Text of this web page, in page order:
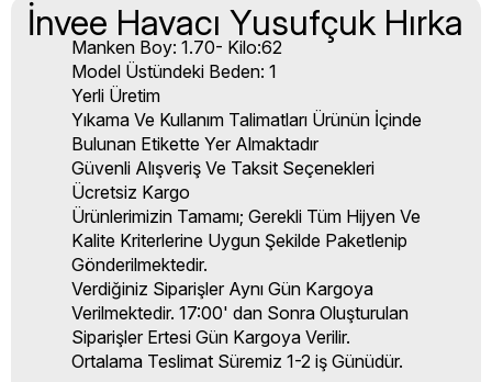
İnvee Havacı Yusufçuk Hırka
Manken Boy: 1.70- Kilo:62
Model Üstündeki Beden: 1
Yerli Üretim
Yıkama Ve Kullanım Talimatları Ürünün İçinde
Bulunan Etikette Yer Almaktadır
Güvenli Alışveriş Ve Taksit Seçenekleri
Ücretsiz Kargo
Ürünlerimizin Tamamı; Gerekli Tüm Hijyen Ve
Kalite Kriterlerine Uygun Şekilde Paketlenip
Gönderilmektedir.
Verdiğiniz Siparişler Aynı Gün Kargoya
Verilmektedir. 17:00' dan Sonra Oluşturulan
Siparişler Ertesi Gün Kargoya Verilir.
Ortalama Teslimat Süremiz 1-2 iş Günüdür.